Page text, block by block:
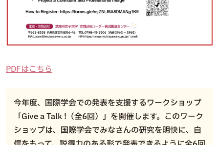
PDFはこちら
今年度、国際学会での発表を支援するワークショップ
「Give a Talk !（全6回）」を開催します。このワーク
ショップは、国際学会でみなさんの研究を明快に、自